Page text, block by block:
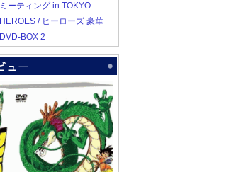
ミーティング in TOKYO
HEROES / ヒーローズ 豪華
DVD-BOX 2